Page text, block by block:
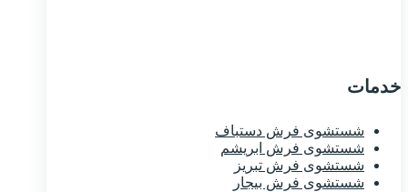
خدمات
شستشوی فرش دستباف
شستشوی فرش ابریشم
شستشوی فرش تبریز
شستشوی فرش بیجار